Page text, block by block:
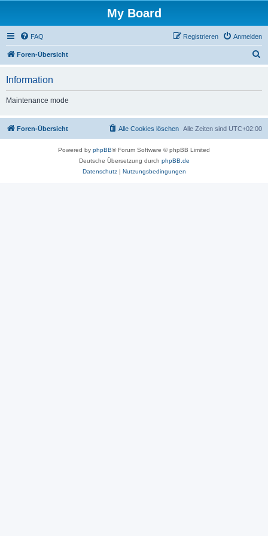
My Board
FAQ Anmelden
Registrieren
Foren-Übersicht
Information
Maintenance mode
Foren-Übersicht Alle Zeiten sind UTC+02:00
Alle Cookies löschen
Powered by phpBB® Forum Software © phpBB Limited
Deutsche Übersetzung durch phpBB.de
Datenschutz| Nutzungsbedingungen